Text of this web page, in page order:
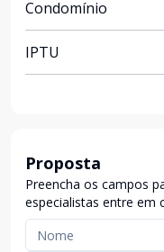
Condomínio
IPTU
Proposta
Preencha os campos
especialistas entre em